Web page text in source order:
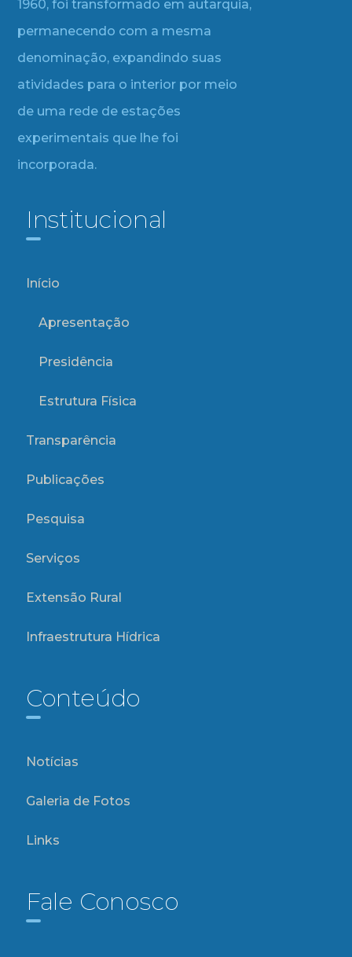
1960, foi transformado em autarquia,
permanecendo com a mesma
denominação, expandindo suas
atividades para o interior por meio
de uma rede de estações
experimentais que lhe foi
incorporada.
Institucional
Início
Apresentação
Presidência
Estrutura Física
Transparência
Publicações
Pesquisa
Serviços
Extensão Rural
Infraestrutura Hídrica
Conteúdo
Notícias
Galeria de Fotos
Links
Fale Conosco